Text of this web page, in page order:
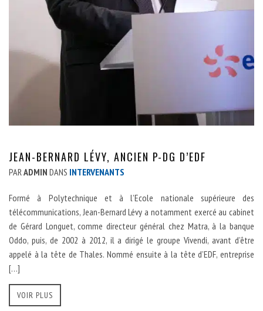
JEAN-BERNARD LÉVY, ANCIEN P-DG D’EDF
PAR ADMIN DANS INTERVENANTS
Formé à Polytechnique et à l’Ecole nationale supérieure des
télécommunications, Jean-Bernard Lévy a notamment exercé au cabinet
de Gérard Longuet, comme directeur général chez Matra, à la banque
Oddo, puis, de 2002 à 2012, il a dirigé le groupe Vivendi, avant d’être
appelé à la tête de Thales. Nommé ensuite à la tête d’EDF, entreprise
[…]
VOIR PLUS